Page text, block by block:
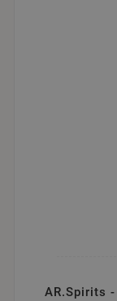
AR.Spirits